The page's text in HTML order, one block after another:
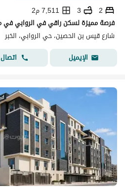
2
3
7,511 م2
شارع قيس بن الحصين، حي الروابي، الخبر
الإيميل
اتصال